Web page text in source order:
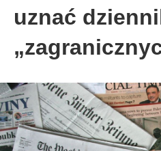
uznać